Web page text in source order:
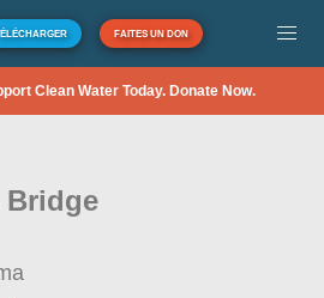
FAITES UN DON
Clean Water Today. Donate Now.
Bridge